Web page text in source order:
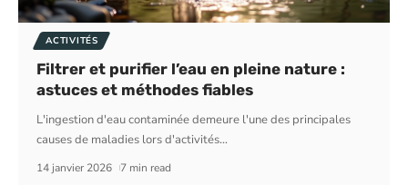
ACTIVITÉS
Filtrer et purifier l’eau en pleine nature :
astuces et méthodes fiables
L'ingestion d'eau contaminée demeure l'une des principales
causes de maladies lors d'activités…
14 janvier 2026 7 min read